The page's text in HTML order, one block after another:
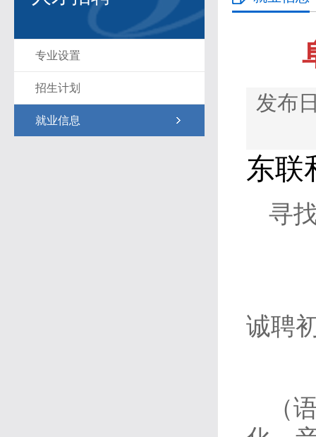
专业设置
招生计划
就业信息
发布
东联
寻
诚聘
（